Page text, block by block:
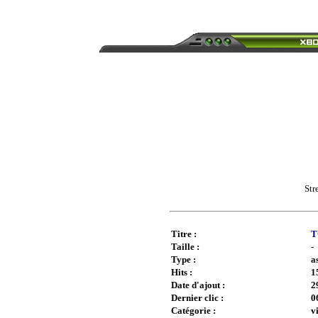
Titre :
Taille :
-
Type :
Hits :
Date d'ajout :
Dernier clic :
Catégorie :